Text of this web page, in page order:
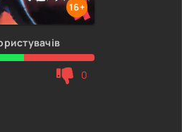
16+
0